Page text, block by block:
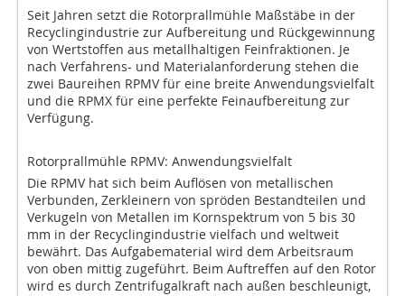
Seit Jahren setzt die Rotorprallmühle Maßstäbe in der
Recyclingindustrie zur Aufbereitung und Rückgewinnung
von Wert­stoffen aus metallhaltigen Feinfraktionen. Je
nach Verfahrens- und Materialanforderung stehen die
zwei Baureihen RPMV für eine breite Anwendungsvielfalt
und die RPMX für eine perfekte Feinaufbereitung zur
Verfügung.
Rotorprallmühle RPMV: Anwendungsvielfalt
Die RPMV hat sich beim Auflösen von metallischen
Verbunden, Zerkleinern von spröden Bestandteilen und
Verkugeln von Metallen im Kornspektrum von 5 bis 30
mm in der Recyclingindustrie vielfach und weltweit
bewährt. Das Aufgabematerial wird dem Arbeitsraum
von oben mittig zugeführt. Beim Auftreffen auf den Rotor
wird es durch Zentrifugalkraft nach außen beschleunigt,